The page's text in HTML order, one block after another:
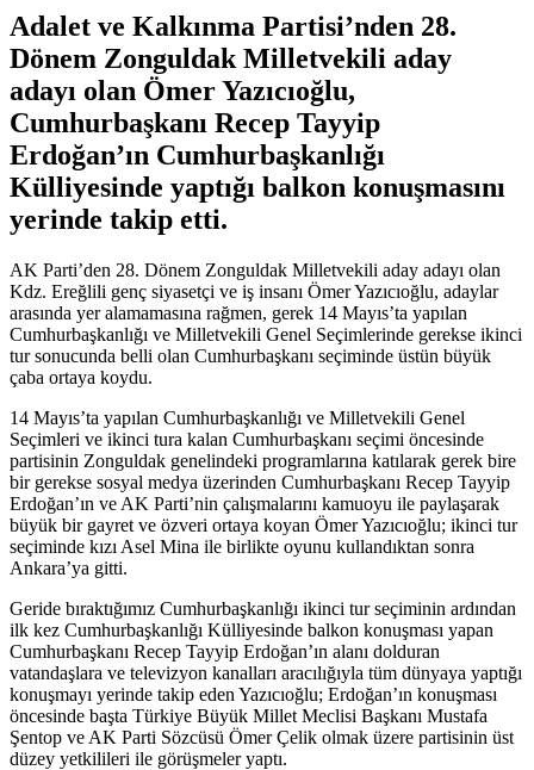
Adalet ve Kalkınma Partisi’nden 28.
Dönem Zonguldak Milletvekili aday
adayı olan Ömer Yazıcıoğlu,
Cumhurbaşkanı Recep Tayyip
Erdoğan’ın Cumhurbaşkanlığı
Külliyesinde yaptığı balkon konuşmasını
yerinde takip etti.
AK Parti’den 28. Dönem Zonguldak Milletvekili aday adayı olan
Kdz. Ereğlili genç siyasetçi ve iş insanı Ömer Yazıcıoğlu, adaylar
arasında yer alamamasına rağmen, gerek 14 Mayıs’ta yapılan
Cumhurbaşkanlığı ve Milletvekili Genel Seçimlerinde gerekse ikinci
tur sonucunda belli olan Cumhurbaşkanı seçiminde üstün büyük
çaba ortaya koydu.
14 Mayıs’ta yapılan Cumhurbaşkanlığı ve Milletvekili Genel
Seçimleri ve ikinci tura kalan Cumhurbaşkanı seçimi öncesinde
partisinin Zonguldak genelindeki programlarına katılarak gerek bire
bir gerekse sosyal medya üzerinden Cumhurbaşkanı Recep Tayyip
Erdoğan’ın ve AK Parti’nin çalışmalarını kamuoyu ile paylaşarak
büyük bir gayret ve özveri ortaya koyan Ömer Yazıcıoğlu; ikinci tur
seçiminde kızı Asel Mina ile birlikte oyunu kullandıktan sonra
Ankara’ya gitti.
Geride bıraktığımız Cumhurbaşkanlığı ikinci tur seçiminin ardından
ilk kez Cumhurbaşkanlığı Külliyesinde balkon konuşması yapan
Cumhurbaşkanı Recep Tayyip Erdoğan’ın alanı dolduran
vatandaşlara ve televizyon kanalları aracılığıyla tüm dünyaya yaptığı
konuşmayı yerinde takip eden Yazıcıoğlu; Erdoğan’ın konuşması
öncesinde başta Türkiye Büyük Millet Meclisi Başkanı Mustafa
Şentop ve AK Parti Sözcüsü Ömer Çelik olmak üzere partisinin üst
düzey yetkilileri ile görüşmeler yaptı.